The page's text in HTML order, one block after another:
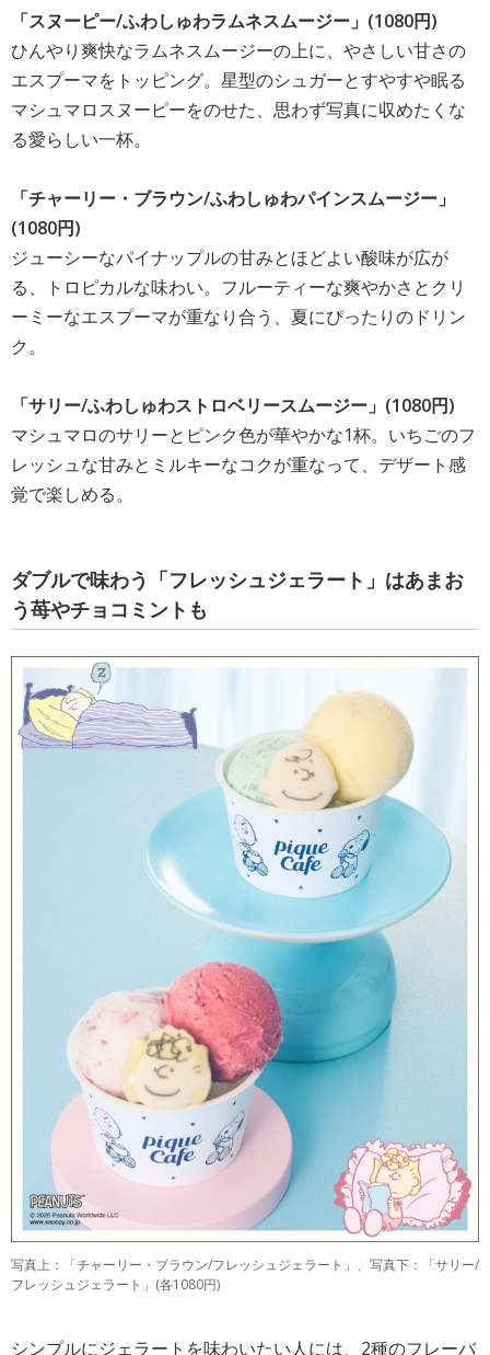
「スヌーピー/ふわしゅわラムネスムージー」(1080円)
ひんやり爽快なラムネスムージーの上に、やさしい甘さの
エスプーマをトッピング。星型のシュガーとすやすや眠る
マシュマロスヌーピーをのせた、思わず写真に収めたくな
る愛らしい一杯。
「チャーリー・ブラウン/ふわしゅわパインスムージー」
(1080円)
ジューシーなパイナップルの甘みとほどよい酸味が広が
る、トロピカルな味わい。フルーティーな爽やかさとクリ
ーミーなエスプーマが重なり合う、夏にぴったりのドリン
ク。
「サリー/ふわしゅわストロベリースムージー」(1080円)
マシュマロのサリーとピンク色が華やかな1杯。いちごのフ
レッシュな甘みとミルキーなコクが重なって、デザート感
覚で楽しめる。
ダブルで味わう「フレッシュジェラート」はあまお
う苺やチョコミントも
写真上：「チャーリー・ブラウン/フレッシュジェラート」、写真下：「サリー/
フレッシュジェラート」(各1080円)
シンプルにジェラートを味わいたい人には、2種のフレーバ